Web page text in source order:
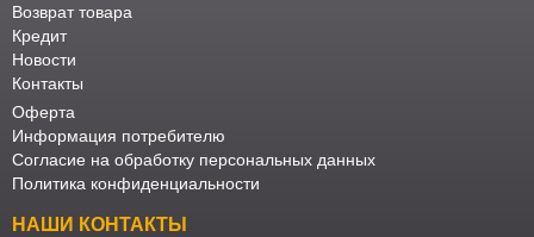
Возврат товара
Кредит
Новости
Контакты
Оферта
Информация потребителю
Согласие на обработку персональных данных
Политика конфиденциальности
НАШИ КОНТАКТЫ